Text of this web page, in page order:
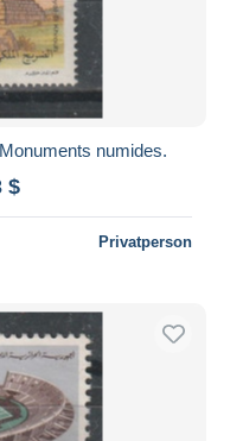
numides.
$
Privatperson